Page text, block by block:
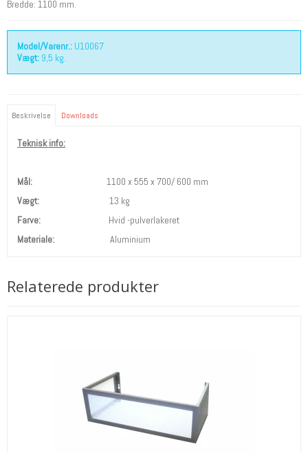
Bredde: 1100 mm.
Model/Varenr.: U10067
Vægt: 9,5 kg.
Beskrivelse Downloads
Teknisk info:
Mål: 1100 x 555 x 700/ 600 mm
Vægt: 13 kg
Farve: Hvid -pulverlakeret
Materiale: Aluminium
Relaterede produkter